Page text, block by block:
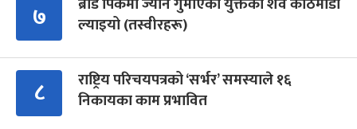
७
ल्याइयो (तस्वीरहरू)
८
राष्ट्रिय परिचयपत्रको ‘सर्भर’ समस्याले १६
निकायका काम प्रभावित